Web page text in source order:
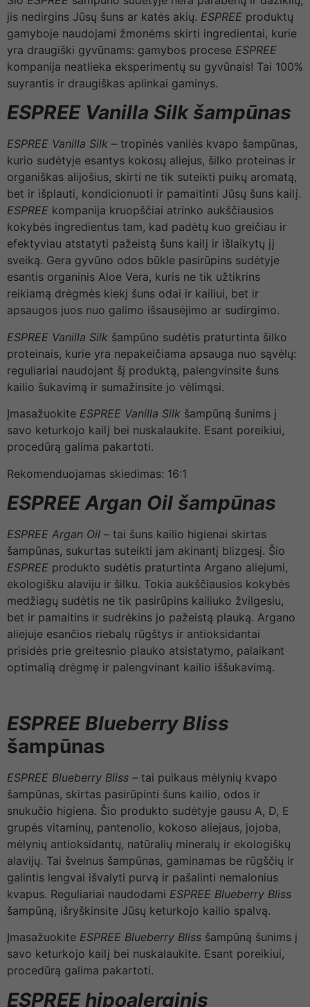
jis nedirgins Jūsų šuns ar katės akių. ESPREE produktų
gamyboje naudojami žmonėms skirti ingredientai, kurie
yra draugiški gyvūnams: gamybos procese ESPREE
kompanija neatlieka eksperimentų su gyvūnais! Tai 100%
suyrantis ir draugiškas aplinkai gaminys.
ESPREE Vanilla Silkšampūnas
ESPREE Vanilla Silk – tropinės vanilės kvapo šampūnas,
kurio sudėtyje esantys kokosų aliejus, šilko proteinas ir
organiškas alijošius, skirti ne tik suteikti puikų aromatą,
bet ir išplauti, kondicionuoti ir pamaitinti Jūsų šuns kailį.
ESPREE kompanija kruopščiai atrinko aukščiausios
kokybės ingredientus tam, kad padėtų kuo greičiau ir
efektyviau atstatyti pažeistą šuns kailį ir išlaikytų jį
sveiką. Gera gyvūno odos būkle pasirūpins sudėtyje
esantis organinis Aloe Vera, kuris ne tik užtikrins
reikiamą drėgmės kiekį šuns odai ir kailiui, bet ir
apsaugos juos nuo galimo išsausėjimo ar sudirgimo.
ESPREE Vanilla Silk šampūno sudėtis praturtinta šilko
proteinais, kurie yra nepakeičiama apsauga nuo sąvėlų:
reguliariai naudojant šį produktą, palengvinsite šuns
kailio šukavimą ir sumažinsite jo vėlimąsi.
Įmasažuokite ESPREE Vanilla Silk šampūną šunims į
savo keturkojo kailį bei nuskalaukite. Esant poreikiui,
procedūrą galima pakartoti.
Rekomenduojamas skiedimas: 16:1
ESPREE Argan Oil šampūnas
ESPREE Argan Oil – tai šuns kailio higienai skirtas
šampūnas, sukurtas suteikti jam akinantį blizgesį. Šio
ESPREE produkto sudėtis praturtinta Argano aliejumi,
ekologišku alaviju ir šilku. Tokia aukščiausios kokybės
medžiagų sudėtis ne tik pasirūpins kailiuko žvilgesiu,
bet ir pamaitins ir sudrėkins jo pažeistą plauką. Argano
aliejuje esančios riebalų rūgštys ir antioksidantai
prisidės prie greitesnio plauko atsistatymo, palaikant
optimalią drėgmę ir palengvinant kailio iššukavimą.
ESPREE Blueberry Bliss
šampūnas
ESPREE Blueberry Bliss – tai puikaus mėlynių kvapo
šampūnas, skirtas pasirūpinti šuns kailio, odos ir
snukučio higiena. Šio produkto sudėtyje gausu A, D, E
grupės vitaminų, pantenolio, kokoso aliejaus, jojoba,
mėlynių antioksidantų, natūralių mineralų ir ekologiškų
alavijų. Tai švelnus šampūnas, gaminamas be rūgščių ir
galintis lengvai išvalyti purvą ir pašalinti nemalonius
kvapus. Reguliariai naudodami ESPREE Blueberry Bliss
šampūną, išryškinsite Jūsų keturkojo kailio spalvą.
Įmasažuokite ESPREE Blueberry Bliss šampūną šunims į
savo keturkojo kailį bei nuskalaukite. Esant poreikiui,
procedūrą galima pakartoti.
ESPREEhipoalerginis